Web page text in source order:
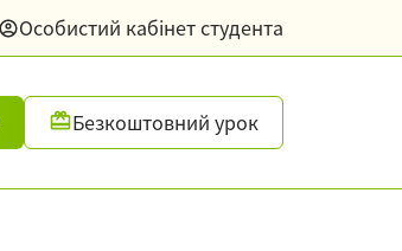
Особистий кабінет студента
Безкоштовний урок